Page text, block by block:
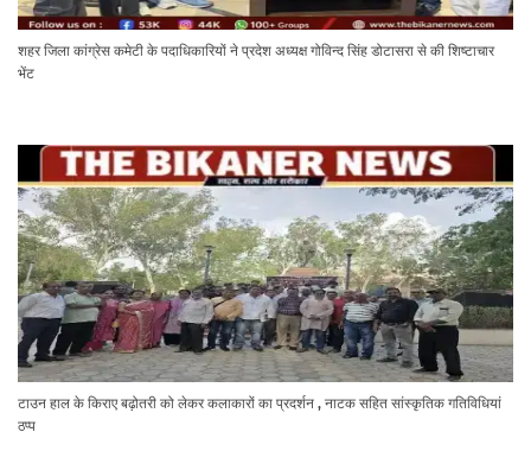
शहर जिला कांग्रेस कमेटी के पदाधिकारियों ने प्रदेश अध्यक्ष गोविन्द सिंह डोटासरा से की शिष्टाचार
भेंट
टाउन हाल के किराए बढ़ोतरी को लेकर कलाकारों का प्रदर्शन , नाटक सहित सांस्कृतिक गतिविधियां
ठप्प